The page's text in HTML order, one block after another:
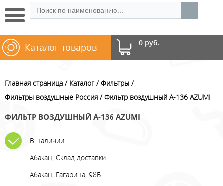
0 руб.
Каталог товаров
Главная страница Каталог
Фильтры
Фильтры воздушные Россия
Фильтр воздушный A-136 AZUMI
ФИЛЬТР ВОЗДУШНЫЙ A-136 AZUMI
В наличии:
Абакан, Склад доставки
Абакан, Гагарина, 98Б